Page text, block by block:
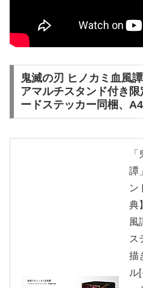
鬼滅の刃 ヒノカミ血風
アマルチスタンド付き
ードステッカー同梱、
譚
ン
典
風
ス
描
ル